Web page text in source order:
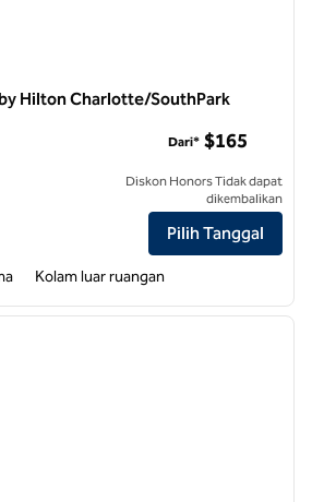
Hilton Charlotte/SouthPark
Homewood Suites by Hilton Charlotte/
Dari* $165
Diskon Honors Tidak dapat
dikembalikan
Pilih Tanggal
Kolam luar ruangan